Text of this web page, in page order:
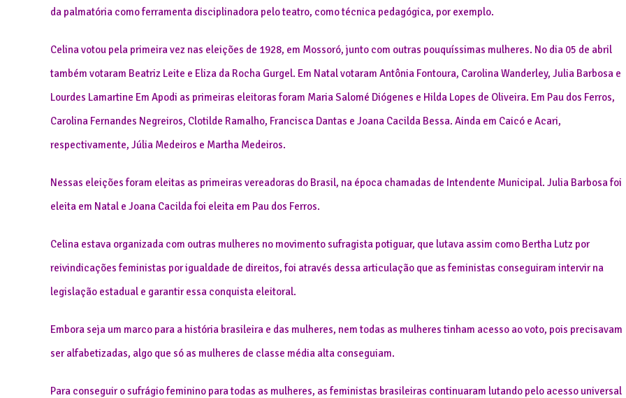
da palmatória como ferramenta disciplinadora pelo teatro, como técnica pedagógica, por exemplo.
Celina votou pela primeira vez nas eleições de 1928, em Mossoró, junto com outras pouquíssimas mulheres. No dia 05 de abril
também votaram Beatriz Leite e Eliza da Rocha Gurgel. Em Natal votaram Antônia Fontoura, Carolina Wanderley, Julia Barbosa e
Lourdes Lamartine Em Apodi as primeiras eleitoras foram Maria Salomé Diógenes e Hilda Lopes de Oliveira. Em Pau dos Ferros,
Carolina Fernandes Negreiros, Clotilde Ramalho, Francisca Dantas e Joana Cacilda Bessa. Ainda em Caicó e Acari,
respectivamente, Júlia Medeiros e Martha Medeiros.
Nessas eleições foram eleitas as primeiras vereadoras do Brasil, na época chamadas de Intendente Municipal. Julia Barbosa foi
eleita em Natal e Joana Cacilda foi eleita em Pau dos Ferros.
Celina estava organizada com outras mulheres no movimento sufragista potiguar, que lutava assim como Bertha Lutz por
reivindicações feministas por igualdade de direitos, foi através dessa articulação que as feministas conseguiram intervir na
legislação estadual e garantir essa conquista eleitoral.
Embora seja um marco para a história brasileira e das mulheres, nem todas as mulheres tinham acesso ao voto, pois precisavam
ser alfabetizadas, algo que só as mulheres de classe média alta conseguiam.
Para conseguir o sufrágio feminino para todas as mulheres, as feministas brasileiras continuaram lutando pelo acesso universal